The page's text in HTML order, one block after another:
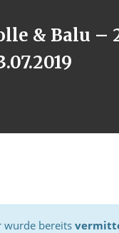
& Balu –
wurde bereits